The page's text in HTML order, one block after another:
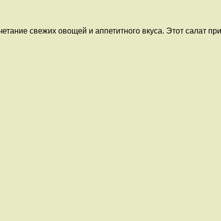
свежих овощей и аппетитного вкуса. Этот салат